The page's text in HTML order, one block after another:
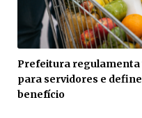
Prefeitura regulamenta
para servidores e
benefício